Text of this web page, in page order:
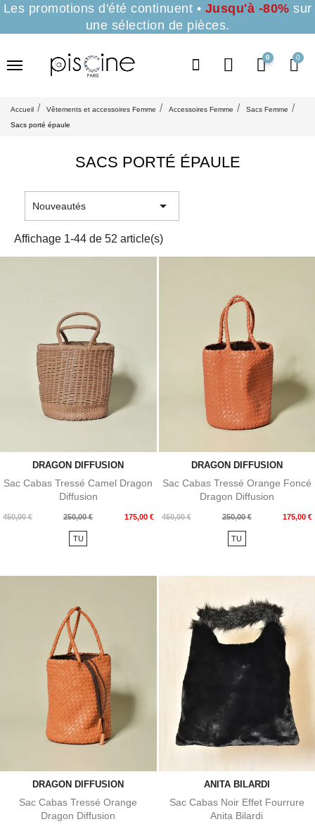
Les promotions d'été continuent • Jusqu'à -80% sur
une sélection de pièces.
0
Accueil Vêtements et accessoires Femme Accessoires Femme
Sacs Femme
Sacs porté épaule
SACS PORTÉ ÉPAULE
Nouveautés 
Affichage 1-44 de 52 article(s)
DRAGON DIFFUSION
Sac Cabas Tressé Camel Dragon
Diffusion
450,00 €
Prix
250,00 € 175,00 €
Prix
TU
DRAGON DIFFUSION
Sac Cabas Tressé Orange Foncé
Dragon Diffusion
450,00 €
Prix
250,00 € 175,00 €
Prix
TU
DRAGON DIFFUSION
Sac Cabas Tressé Orange
Dragon Diffusion
ANITA BILARDI
Sac Cabas Noir Effet Fourrure
Anita Bilardi